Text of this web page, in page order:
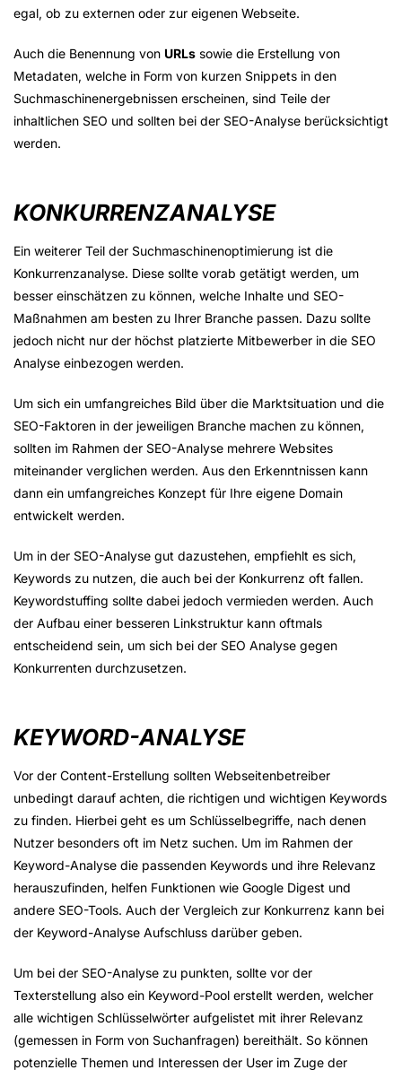
egal, ob zu externen oder zur eigenen Webseite.
Auch die Benennung von URLs sowie die Erstellung von
Metadaten, welche in Form von kurzen Snippets in den
Suchmaschinenergebnissen erscheinen, sind Teile der
inhaltlichen SEO und sollten bei der SEO-Analyse berücksichtigt
werden.
KONKURRENZANALYSE
Ein weiterer Teil der Suchmaschinenoptimierung ist die
Konkurrenzanalyse. Diese sollte vorab getätigt werden, um
besser einschätzen zu können, welche Inhalte und SEO-
Maßnahmen am besten zu Ihrer Branche passen. Dazu sollte
jedoch nicht nur der höchst platzierte Mitbewerber in die SEO
Analyse einbezogen werden.
Um sich ein umfangreiches Bild über die Marktsituation und die
SEO-Faktoren in der jeweiligen Branche machen zu können,
sollten im Rahmen der SEO-Analyse mehrere Websites
miteinander verglichen werden. Aus den Erkenntnissen kann
dann ein umfangreiches Konzept für Ihre eigene Domain
entwickelt werden.
Um in der SEO-Analyse gut dazustehen, empfiehlt es sich,
Keywords zu nutzen, die auch bei der Konkurrenz oft fallen.
Keywordstuffing sollte dabei jedoch vermieden werden. Auch
der Aufbau einer besseren Linkstruktur kann oftmals
entscheidend sein, um sich bei der SEO Analyse gegen
Konkurrenten durchzusetzen.
KEYWORD-ANALYSE
Vor der Content-Erstellung sollten Webseitenbetreiber
unbedingt darauf achten, die richtigen und wichtigen Keywords
zu finden. Hierbei geht es um Schlüsselbegriffe, nach denen
Nutzer besonders oft im Netz suchen. Um im Rahmen der
Keyword-Analyse die passenden Keywords und ihre Relevanz
herauszufinden, helfen Funktionen wie Google Digest und
andere SEO-Tools. Auch der Vergleich zur Konkurrenz kann bei
der Keyword-Analyse Aufschluss darüber geben.
Um bei der SEO-Analyse zu punkten, sollte vor der
Texterstellung also ein Keyword-Pool erstellt werden, welcher
alle wichtigen Schlüsselwörter aufgelistet mit ihrer Relevanz
(gemessen in Form von Suchanfragen) bereithält. So können
potenzielle Themen und Interessen der User im Zuge der